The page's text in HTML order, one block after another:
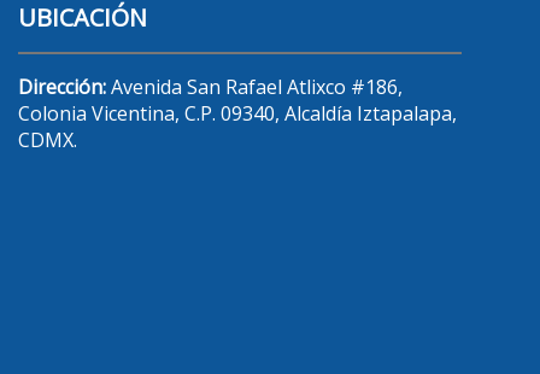
UBICACIÓN
Dirección:Avenida San Rafael Atlixco #186,
Colonia Vicentina, C.P. 09340, Alcaldía Iztapalapa,
CDMX.